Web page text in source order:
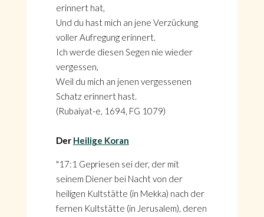
erinnert hat,
Und du hast mich an jene Verzückung
voller Aufregung erinnert.
Ich werde diesen Segen nie wieder
vergessen,
Weil du mich an jenen vergessenen
Schatz erinnert hast.
(Rubaiyat-e, 1694, FG 1079)
Der Heilige Koran
"17:1 Gepriesen sei der, der mit
seinem Diener bei Nacht von der
heiligen Kultstätte (in Mekka) nach der
fernen Kultstätte (in Jerusalem), deren